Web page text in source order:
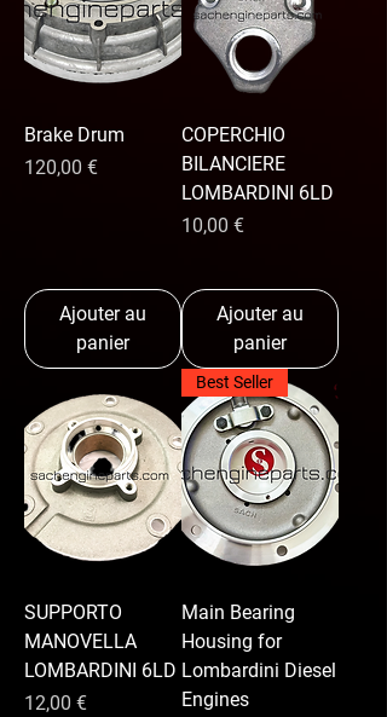
Brake Drum
Prix
120,00 €
Ajouter au
panier
COPERCHIO
BILANCIERE
LOMBARDINI 6LD
Prix
10,00 €
Ajouter au
panier
SUPPORTO
MANOVELLA
LOMBARDINI 6LD
Prix
12,00 €
Best Seller
Main Bearing
Housing for
Lombardini Diesel
Engines